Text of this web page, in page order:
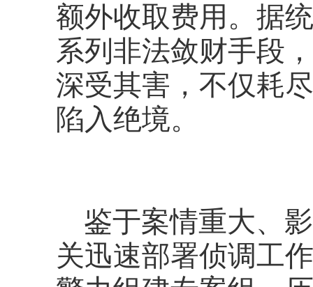
额外收取费用。据
系列非法敛财手段
深受其害，不仅耗
陷入绝境。
鉴于案情重大、
关迅速部署侦调工